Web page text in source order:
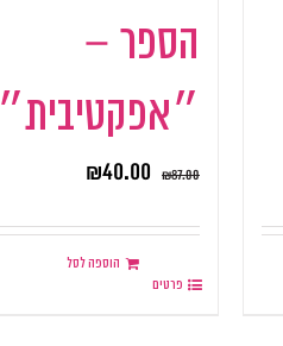
הספר –
״אפקטיבית״
₪87.00
₪40.00
הוספה לסל
פרטים